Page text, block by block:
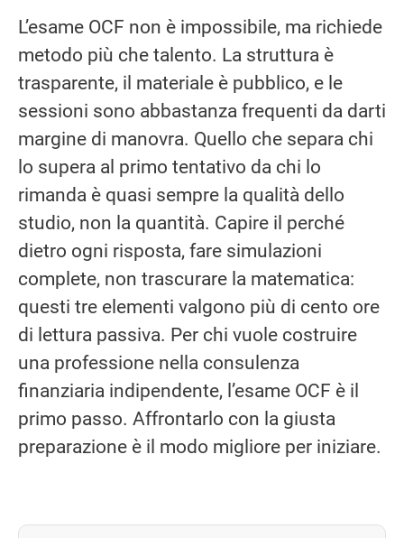
L’esame OCF non è impossibile, ma richiede
metodo più che talento. La struttura è
trasparente, il materiale è pubblico, e le
sessioni sono abbastanza frequenti da darti
margine di manovra. Quello che separa chi
lo supera al primo tentativo da chi lo
rimanda è quasi sempre la qualità dello
studio, non la quantità. Capire il perché
dietro ogni risposta, fare simulazioni
complete, non trascurare la matematica:
questi tre elementi valgono più di cento ore
di lettura passiva. Per chi vuole costruire
una professione nella consulenza
finanziaria indipendente, l’esame OCF è il
primo passo. Affrontarlo con la giusta
preparazione è il modo migliore per iniziare.